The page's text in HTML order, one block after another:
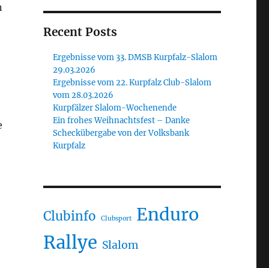
Recent Posts
Ergebnisse vom 33. DMSB Kurpfalz-Slalom
29.03.2026
Ergebnisse vom 22. Kurpfalz Club-Slalom
vom 28.03.2026
Kurpfälzer Slalom-Wochenende
Ein frohes Weihnachtsfest – Danke
Scheckübergabe von der Volksbank
Kurpfalz
Clubinfo Clubsport Enduro
Rallye Slalom